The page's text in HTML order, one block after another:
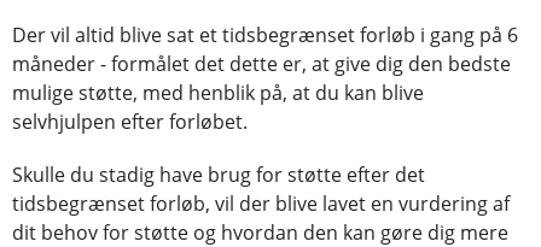
Der vil altid blive sat et tidsbegrænset forløb i gang på 6
måneder - formålet det dette er, at give dig den bedste
mulige støtte, med henblik på, at du kan blive
selvhjulpen efter forløbet.
Skulle du stadig have brug for støtte efter det
tidsbegrænset forløb, vil der blive lavet en vurdering af
dit behov for støtte og hvordan den kan gøre dig mere